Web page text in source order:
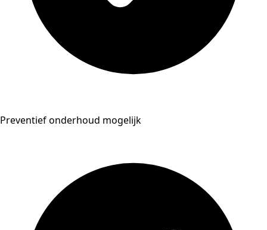
Preventief onderhoud mogelijk